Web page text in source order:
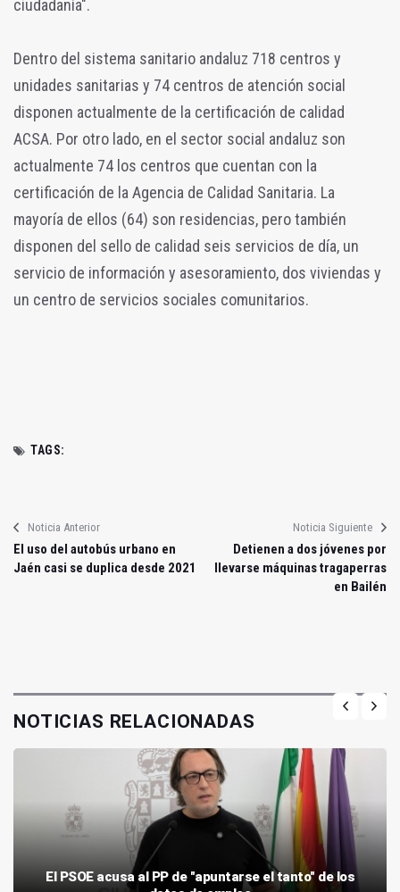
ciudadanía".
Dentro del sistema sanitario andaluz 718 centros y
unidades sanitarias y 74 centros de atención social
disponen actualmente de la certificación de calidad
ACSA. Por otro lado, en el sector social andaluz son
actualmente 74 los centros que cuentan con la
certificación de la Agencia de Calidad Sanitaria. La
mayoría de ellos (64) son residencias, pero también
disponen del sello de calidad seis servicios de día, un
servicio de información y asesoramiento, dos viviendas y
un centro de servicios sociales comunitarios.
TAGS:
Noticia Anterior
El uso del autobús urbano en
Jaén casi se duplica desde 2021
Noticia Siguiente
Detienen a dos jóvenes por
llevarse máquinas tragaperras
en Bailén
NOTICIAS RELACIONADAS
El PSOE acusa al PP de "apuntarse el tanto" de los